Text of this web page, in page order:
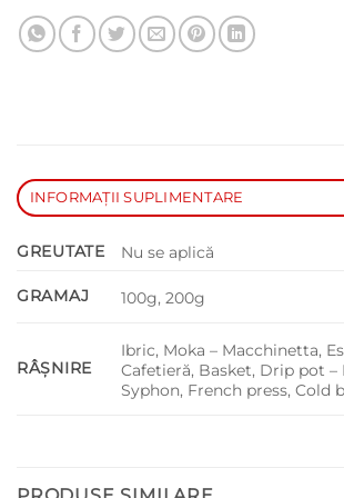
INFORMAȚII SUPLIMENTARE
GREUTATE Nu se aplică
GRAMAJ 100g, 200g
RÂȘNIRE
Ibric, Moka – Macchinetta,
Cafetieră, Basket, Drip pot –
Syphon, French press, Cold